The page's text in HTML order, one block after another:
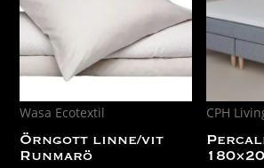
Wasa Ecotextil
Örngott linne/vit
Runmarö
CPH